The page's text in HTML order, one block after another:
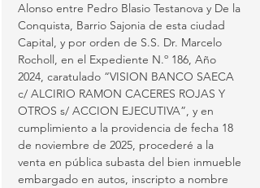
Alonso entre Pedro Blasio Testanova y De la
Conquista, Barrio Sajonia de esta ciudad
Capital, y por orden de S.S. Dr. Marcelo
Rocholl, en el Expediente N.º 186, Año
2024, caratulado “VISION BANCO SAECA
c/ ALCIRIO RAMON CACERES ROJAS Y
OTROS s/ ACCION EJECUTIVA”, y en
cumplimiento a la providencia de fecha 18
de noviembre de 2025, procederé a la
venta en pública subasta del bien inmueble
embargado en autos, inscripto a nombre